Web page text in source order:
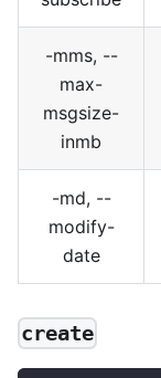
-mms, --
max-
msgsize-
inmb
-md, --
modify-
date
create